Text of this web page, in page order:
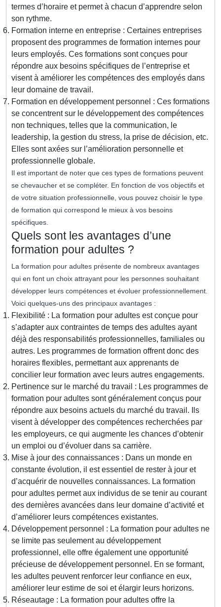
termes d’horaire et permet à chacun d’apprendre selon
son rythme.
Formation interne en entreprise : Certaines entreprises
proposent des programmes de formation internes pour
leurs employés. Ces formations sont conçues pour
répondre aux besoins spécifiques de l’entreprise et
visent à améliorer les compétences des employés dans
leur domaine de travail.
Formation en développement personnel : Ces formations
se concentrent sur le développement des compétences
non techniques, telles que la communication, le
leadership, la gestion du stress, la prise de décision, etc.
Elles sont axées sur l’amélioration personnelle et
professionnelle globale.
Il est important de noter que ces types de formations peuvent
se chevaucher et se compléter. En fonction de vos objectifs et
de votre situation professionnelle, vous pouvez choisir le type
de formation qui correspond le mieux à vos besoins
spécifiques.
Quels sont les avantages d’une
formation pour adultes ?
La formation pour adultes présente de nombreux avantages
qui en font un choix attrayant pour les personnes souhaitant
développer leurs compétences et évoluer professionnellement.
Voici quelques-uns des principaux avantages :
Flexibilité : La formation pour adultes est conçue pour
s’adapter aux contraintes de temps des adultes ayant
déjà des responsabilités professionnelles, familiales ou
autres. Les programmes de formation offrent donc des
horaires flexibles, permettant aux apprenants de
concilier leur formation avec leurs autres engagements.
Pertinence sur le marché du travail : Les programmes de
formation pour adultes sont généralement conçus pour
répondre aux besoins actuels du marché du travail. Ils
visent à développer des compétences recherchées par
les employeurs, ce qui augmente les chances d’obtenir
un emploi ou d’évoluer dans sa carrière.
Mise à jour des connaissances : Dans un monde en
constante évolution, il est essentiel de rester à jour et
d’acquérir de nouvelles connaissances. La formation
pour adultes permet aux individus de se tenir au courant
des dernières avancées dans leur domaine d’activité et
d’améliorer leurs compétences existantes.
Développement personnel : La formation pour adultes ne
se limite pas seulement au développement
professionnel, elle offre également une opportunité
précieuse de développement personnel. En se formant,
les adultes peuvent renforcer leur confiance en eux,
améliorer leur estime de soi et élargir leurs horizons.
Réseautage : La formation pour adultes offre la